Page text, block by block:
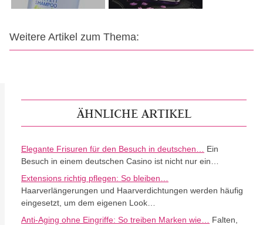
Weitere Artikel zum Thema:
ÄHNLICHE ARTIKEL
Elegante Frisuren für den Besuch in deutschen…
Ein
Besuch in einem deutschen Casino ist nicht nur ein…
Extensions richtig pflegen: So bleiben…
Haarverlängerungen und Haarverdichtungen werden häufig
eingesetzt, um dem eigenen Look…
Anti-Aging ohne Eingriffe: So treiben Marken wie…
Falten,